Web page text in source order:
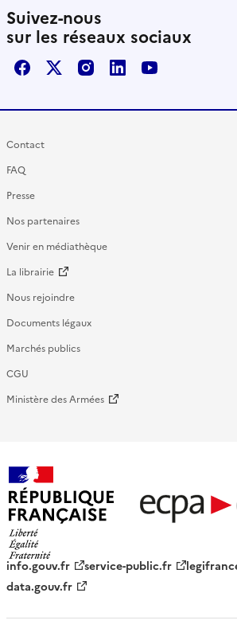
Suivez-nous
sur les réseaux sociaux
FacebookX / TwitterInstagram
LinkedInYoutube
Contact
FAQ
Presse
Nos partenaires
Venir en médiathèque
La librairie
Nous rejoindre
Documents légaux
Marchés publics
CGU
Ministère des Armées
française - ECPAD
info.gouv.fr service-public.fr
data.gouv.fr